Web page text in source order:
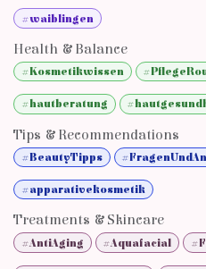
#waiblingen
Health & Balance
#Kosmetikwissen
#hautberatung
Tips & Recommendations
#BeautyTipps
#apparativekosmetik
Treatments & Skincare
#AntiAging #Aquafacial